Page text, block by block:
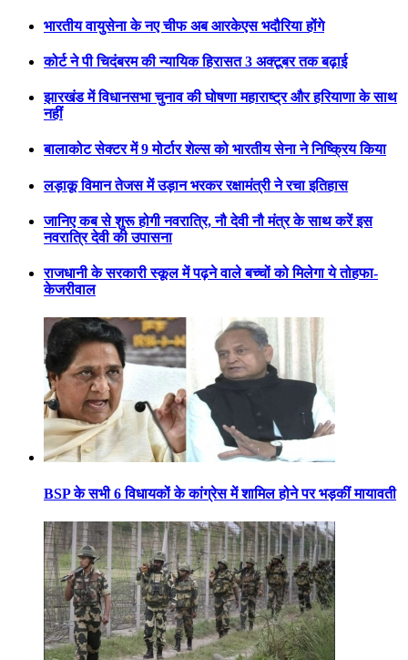
भारतीय वायुसेना के नए चीफ अब आरकेएस भदौरिया होंगे
कोर्ट ने पी चिदंबरम की न्यायिक हिरासत 3 अक्टूबर तक बढ़ाई
झारखंड में विधानसभा चुनाव की घोषणा महाराष्ट्र और हरियाणा के साथ
नहीं
बालाकोट सेक्टर में 9 मोर्टार शेल्स को भारतीय सेना ने निष्क्रिय किया
लड़ाकू विमान तेजस में उड़ान भरकर रक्षामंत्री ने रचा इतिहास
जानिए कब से शुरू होगी नवरात्रि, नौ देवी नौ मंत्र के साथ करें इस
नवरात्रि देवी की उपासना
राजधानी के सरकारी स्कूल में पढ़ने वाले बच्चों को मिलेगा ये तोहफा-
केजरीवाल
BSP के सभी 6 विधायकों के कांग्रेस में शामिल होने पर भड़कीं मायावती